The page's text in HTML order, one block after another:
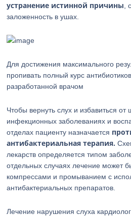
устранение истинной причины
заложенность в ушах.
Для достижения максимального
пропивать полный курс
разработанной врачом
Чтобы вернуть слух и избавиться
инфекционных заболеваниях и
отделах пациенту назначается
антибактериальная терапия.
лекарств определяется типом
отдельных случаях лечение может
компрессами и промыванием с
антибактериальных препаратов.
Лечение нарушения слуха